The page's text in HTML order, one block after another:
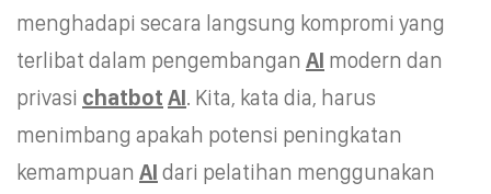
menghadapi secara langsung kompromi yang
terlibat dalam pengembangan AI modern dan
privasi chatbot AI. Kita, kata dia, harus
menimbang apakah potensi peningkatan
kemampuan AI dari pelatihan menggunakan